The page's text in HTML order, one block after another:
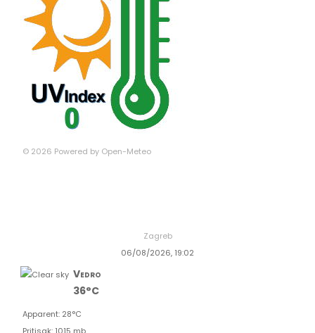
© 2026 Powered by Open-Meteo
Zagreb
06/08/2026, 19:02
Vedro
36°C
Apparent: 28°C